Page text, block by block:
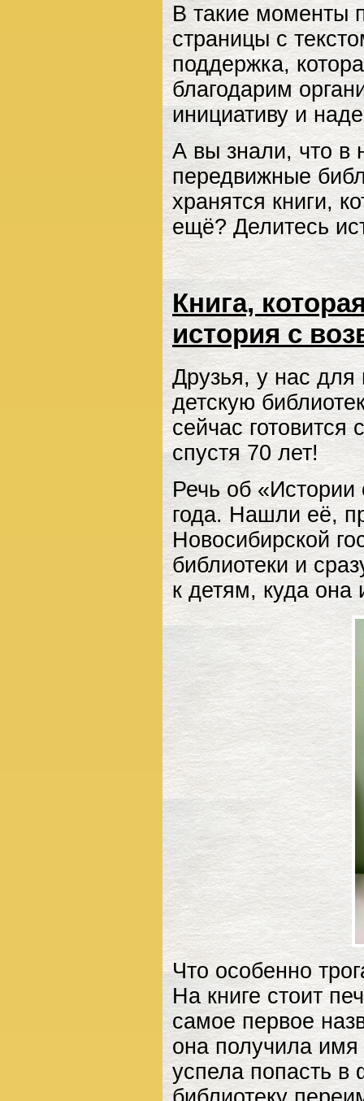
В такие моменты
страницы с
поддержка,
благодарим
инициативу и
А вы знали, что в
передвижные
хранятся книги,
ещё? Делитесь
Книга,
история с
Друзья, у нас для
детскую
сейчас
спустя 70 лет!
Речь об
года. Нашли её,
Новосибирской
библиотеки и
к детям, куда она
Что особенно
На книге стоит
самое первое
она получила имя
успела попасть в